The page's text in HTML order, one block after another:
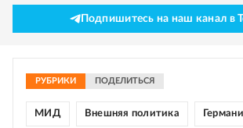
Подпишитесь на наш канал в
РУБРИКИ ПОДЕЛИТЬСЯ
МИД Внешняя политика